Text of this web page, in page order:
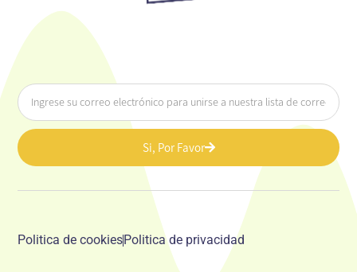
Si, Por Favor
Politica de cookiesPolitica de privacidad